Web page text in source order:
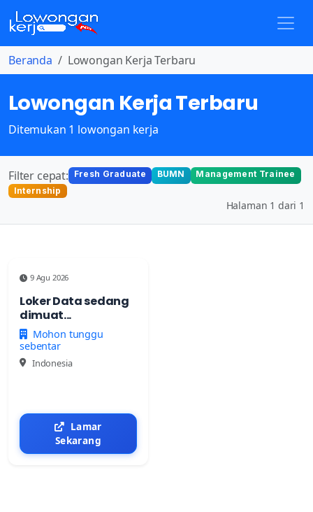
Beranda Lowongan Kerja Terbaru
Lowongan Kerja Terbaru
Ditemukan 1 lowongan kerja
Filter cepat: Fresh Graduate BUMN
Management Trainee
Internship
Halaman 1 dari 1
9 Agu 2026
Loker Data sedang
dimuat...
Mohon tunggu
sebentar
Indonesia
Lamar
Sekarang